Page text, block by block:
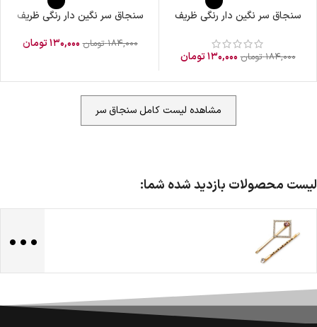
سنجاق سر نگین دار رنگی ظریف
۱۸۴,۰۰۰ تومان ۱۳۰,۰۰۰تومان
سنجاق سر نگین دار رنگی ظریف
۱۸۴,۰۰۰ تومان ۱۳۰,۰۰۰تومان
مشاهده لیست کامل سنجاق سر
لیست محصولات بازدید شده شما:
...
ضمانت اصالت کالا
گارانتی معتبر برای تمامی محصولات ارائه می‌شود.